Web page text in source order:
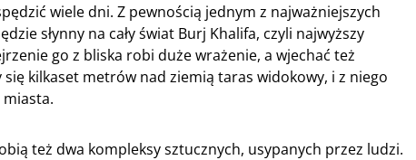
wiele dni. Z pewnością jednym z najważniejszych
słynny na cały świat Burj Khalifa, czyli najwyższy
go z bliska robi duże wrażenie, a wjechać też
kilkaset metrów nad ziemią taras widokowy, i z niego
miasta.
też dwa kompleksy sztucznych, usypanych przez ludzi.